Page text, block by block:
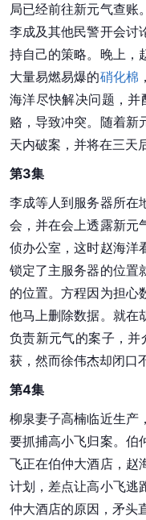
局已经前往新元气查账
李成及其他民警开会讨
持自己的策略。晚上，
大量易燃易爆的硝化棉
海洋尽快解决问题，
赂，导致冲突。随着新
天内破案，并将在三天
第3集
李成等人到服务器所在
会，并在会上透露新元
侦办公室，这时赵海洋
锁定了主服务器的位置
的位置。方程因为担心
他马上删除数据。就在
负责新元气的案子，
获，然而徐伟杰却闭口
第4集
柳泉妻子高楠临近生产
要抓捕高小飞归案。伯
飞正在伯仲大酒店，赵
计划，差点让高小飞逃
仲大酒店的原因，矛头